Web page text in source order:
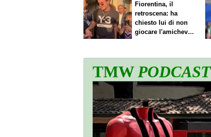
Fiorentina, il
retroscena: ha
chiesto lui di non
giocare l'amichevole
TMWPODCAST